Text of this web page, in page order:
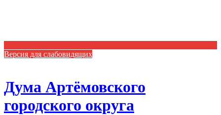
Версия для слабовидящих
Дума Артёмовского
городского округа